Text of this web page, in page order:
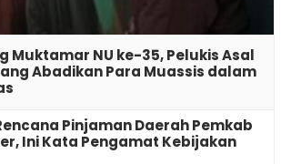
Muktamar NU ke-35, Pelukis Asal
Abadikan Para Muassis dalam
Pinjaman Daerah Pemkab
Ini Kata Pengamat Kebijakan